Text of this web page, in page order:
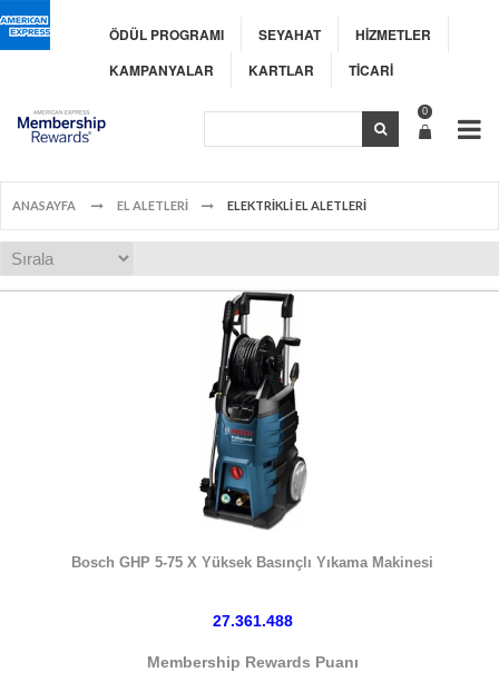
ÖDÜL PROGRAMI SEYAHAT
HİZMETLER
KAMPANYALAR
KARTLAR TİCARİ
0
ANASAYFA EL ALETLERİ ELEKTRİKLİ EL ALETLERİ
Bosch GHP 5-75 X Yüksek Basınçlı Yıkama Makinesi
27.361.488
Membership Rewards Puanı